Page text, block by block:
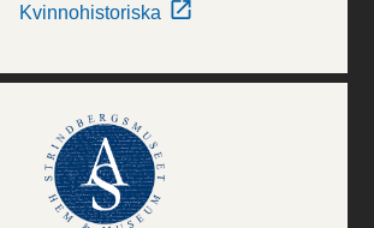
Kvinnohistoriska